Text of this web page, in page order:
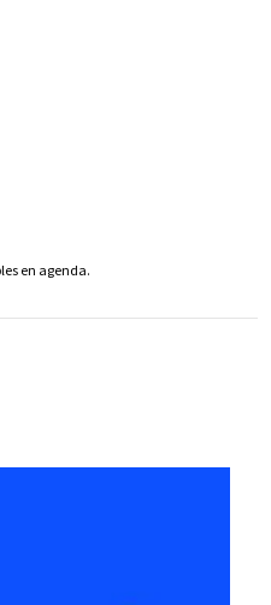
en agenda.